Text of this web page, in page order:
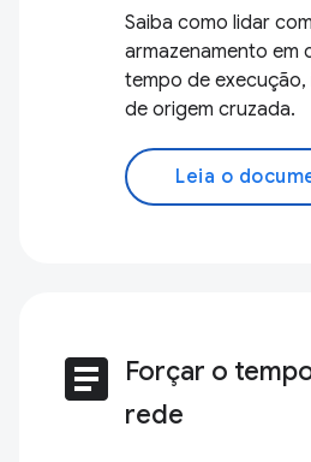
Saiba como lidar
armazenamento em
tempo de
de origem cruzada.
Leia o
article Forçar o
rede